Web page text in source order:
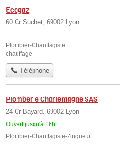
Ecogaz
60 Cr Suchet, 69002 Lyon
Plombier-Chauffagiste
chauffage
Téléphone
Plomberie Charlemagne SAS
24 Cr Bayard, 69002 Lyon
Ouvert jusqu'à 16h
Plombier-Chauffagiste-Zingueur